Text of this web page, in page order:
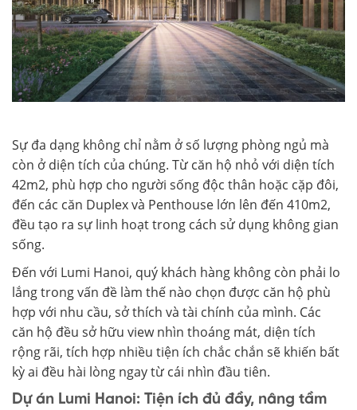
Sự đa dạng không chỉ nằm ở số lượng phòng ngủ mà
còn ở diện tích của chúng. Từ căn hộ nhỏ với diện tích
42m2, phù hợp cho người sống độc thân hoặc cặp đôi,
đến các căn Duplex và Penthouse lớn lên đến 410m2,
đều tạo ra sự linh hoạt trong cách sử dụng không gian
sống.
Đến với Lumi Hanoi, quý khách hàng không còn phải lo
lắng trong vấn đề làm thế nào chọn được căn hộ phù
hợp với nhu cầu, sở thích và tài chính của mình. Các
căn hộ đều sở hữu view nhìn thoáng mát, diện tích
rộng rãi, tích hợp nhiều tiện ích chắc chắn sẽ khiến bất
kỳ ai đều hài lòng ngay từ cái nhìn đầu tiên.
Dự án Lumi Hanoi: Tiện ích đủ đầy, nâng tầm